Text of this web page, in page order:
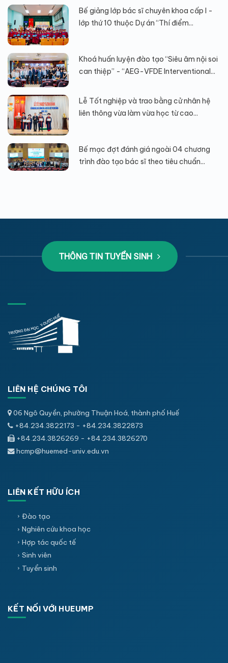
Bế giảng lớp bác sĩ chuyên khoa cấp I -
lớp thứ 10 thuộc Dự án “Thí điểm...
Khoá huấn luyện đào tạo “Siêu âm nội soi
can thiệp” - “AEG-VFDE Interventional...
Lễ Tốt nghiệp và trao bằng cử nhân hệ
liên thông vừa làm vừa học từ cao...
Bế mạc đợt đánh giá ngoài 04 chương
trình đào tạo bác sĩ theo tiêu chuẩn...
THÔNG TIN TUYỂN SINH
LIÊN HỆ CHÚNG TÔI
06 Ngô Quyền, phường Thuận Hoá, thành phố Huế
+84.234.3822173 - +84.234.3822873
+84.234.3826269 - +84.234.3826270
hcmp@huemed-univ.edu.vn
LIÊN KẾT HỮU ÍCH
Đào tạo
Nghiên cứu khoa học
Hợp tác quốc tế
Sinh viên
Tuyển sinh
KẾT NỐI VỚI HUEUMP